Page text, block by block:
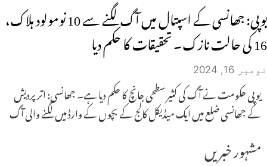
یوپی: جھانسی کے اسپتال میں آگ لگنے سے 10 نومولود ہلاک،
16 کی حالت نازک۔ تحقیقات کا حکم دیا
نومبر 16, 2024
یوپی حکومت نے آگ کی کثیر سطحی جانچ کا حکم دیا ہے۔ جھانسی: اتر پردیش
کے جھانسی ضلع میں ایک میڈیکل کالج کے بچوں کے وارڈ میں لگنے والی آگ
مشہور خبریں